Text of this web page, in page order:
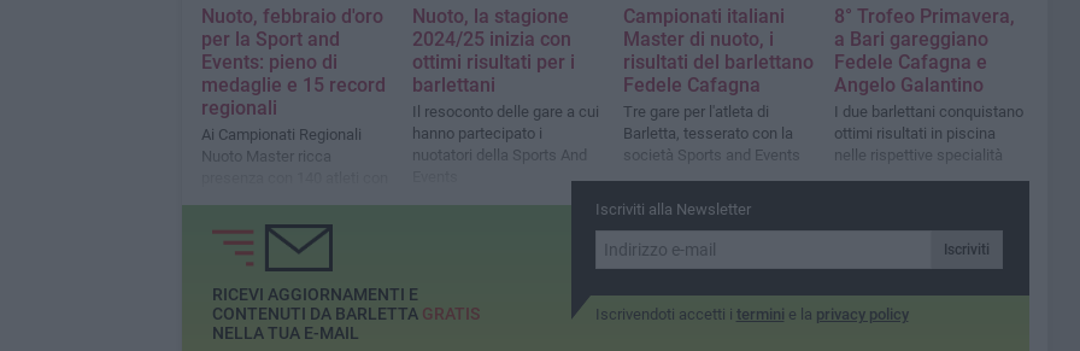
Nuoto, febbraio d'oro
per la Sport and
Events: pieno di
medaglie e 15 record
regionali
Ai Campionati Regionali
Nuoto Master ricca
Nuoto, la stagione
2024/25 inizia con
ottimi risultati per i
barlettani
Il resoconto delle gare a cui
hanno partecipato i
nuotatori della Sports And
Campionati italiani
Master di nuoto, i
risultati del barlettano
Fedele Cafagna
Tre gare per l'atleta di
Barletta, tesserato con la
società Sports and Events
8° Trofeo Primavera,
a Bari gareggiano
Fedele Cafagna e
Angelo Galantino
I due barlettani conquistano
ottimi risultati in piscina
nelle rispettive specialità
Iscriviti alla Newsletter
Iscriviti
Iscrivendoti accetti i termini e la privacy policy
RICEVI AGGIORNAMENTI E
CONTENUTI DA BARLETTA GRATIS
NELLA TUA E-MAIL